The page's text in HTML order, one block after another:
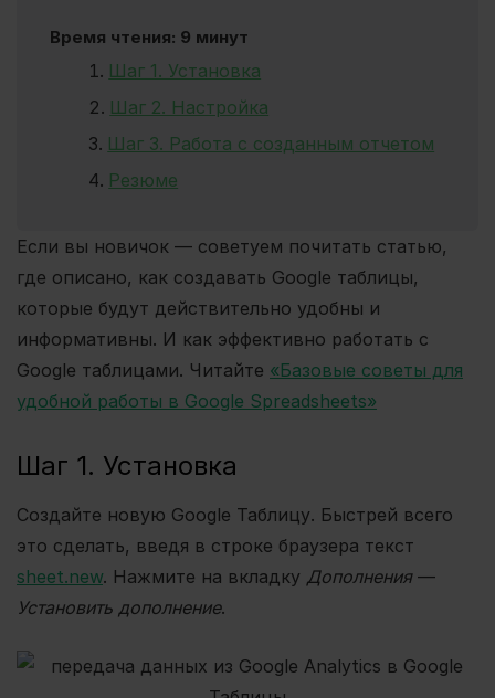
Время чтения: 9 минут
Шаг 1. Установка
Шаг 2. Настройка
Шаг 3. Работа с созданным отчетом
Резюме
Если вы новичок — советуем почитать статью,
где описано, как создавать Google таблицы,
которые будут действительно удобны и
информативны. И как эффективно работать с
Google таблицами. Читайте «Базовые советы для
удобной работы в Google Spreadsheets»
Шаг 1. Установка
Создайте новую Google Таблицу. Быстрей всего
это сделать, введя в строке браузера текст
sheet.new. Нажмите на вкладку Дополнения—
Установить дополнение.